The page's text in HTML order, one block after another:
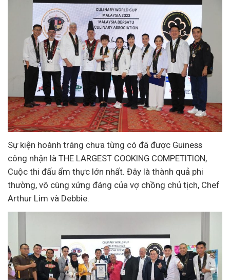
Sự kiện hoành tráng chưa từng có đã được Guiness
công nhận là THE LARGEST COOKING COMPETITION,
Cuộc thi đấu ẩm thực lớn nhất. Đây là thành quả phi
thường, vô cùng xứng đáng của vợ chồng chủ tịch, Chef
Arthur Lim và Debbie.